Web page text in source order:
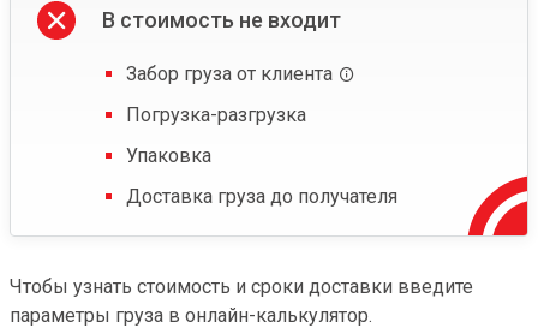
В стоимость не входит
Забор груза от клиента
Погрузка-разгрузка
Упаковка
Доставка груза до получателя
Чтобы узнать стоимость и сроки доставки введите
параметры груза в онлайн-калькулятор.